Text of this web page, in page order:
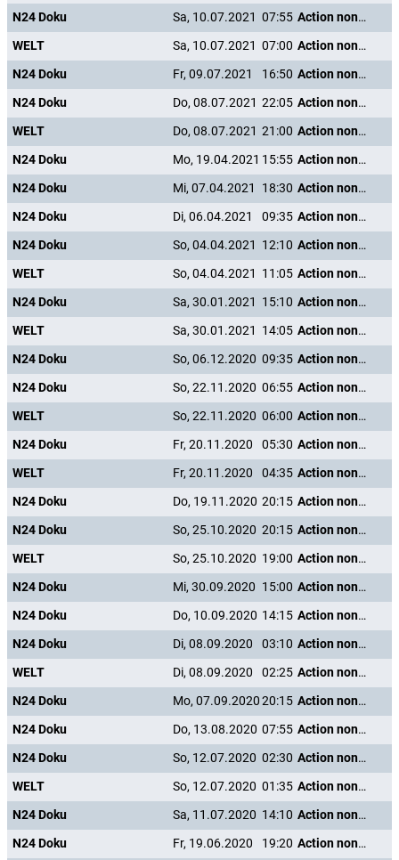
N24 Doku
Sa, 10.07.2021 07:55
Action nonstop - Freizeitspaß der Superlative
WELT
Sa, 10.07.2021 07:00
Action nonstop - Freizeitspaß der Superlative
N24 Doku
Fr, 09.07.2021 16:50
Action nonstop - Freizeitspaß der Superlative
N24 Doku
Do, 08.07.2021 22:05
Action nonstop - Freizeitspaß der Superlative
WELT
Do, 08.07.2021 21:00
Action nonstop - Freizeitspaß der Superlative
N24 Doku
Mo, 19.04.2021 15:55
Action nonstop - Freizeitspaß der Superlative
N24 Doku
Mi, 07.04.2021 18:30
Action nonstop - Freizeitspaß der Superlative
N24 Doku
Di, 06.04.2021 09:35
Action nonstop - Freizeitspaß der Superlative
N24 Doku
So, 04.04.2021 12:10
Action nonstop - Freizeitspaß der Superlative
WELT
So, 04.04.2021 11:05
Action nonstop - Freizeitspaß der Superlative
N24 Doku
Sa, 30.01.2021 15:10
Action nonstop - Freizeitspaß der Superlative
WELT
Sa, 30.01.2021 14:05
Action nonstop - Freizeitspaß der Superlative
N24 Doku
So, 06.12.2020 09:35
Action nonstop - Freizeitspaß der Superlative
N24 Doku
So, 22.11.2020 06:55
Action nonstop - Freizeitspaß der Superlative
WELT
So, 22.11.2020 06:00
Action nonstop - Freizeitspaß der Superlative
N24 Doku
Fr, 20.11.2020 05:30
Action nonstop - Freizeitspaß der Superlative
WELT
Fr, 20.11.2020 04:35
Action nonstop - Freizeitspaß der Superlative
N24 Doku
Do, 19.11.2020 20:15
Action nonstop - Freizeitspaß der Superlative
N24 Doku
So, 25.10.2020 20:15
Action nonstop - Freizeitspaß der Superlative
WELT
So, 25.10.2020 19:00
Action nonstop - Freizeitspaß der Superlative
N24 Doku
Mi, 30.09.2020 15:00
Action nonstop - Freizeitspaß der Superlative
N24 Doku
Do, 10.09.2020 14:15
Action nonstop - Freizeitspaß der Superlative
N24 Doku
Di, 08.09.2020 03:10
Action nonstop - Freizeitspaß der Superlative
WELT
Di, 08.09.2020 02:25
Action nonstop - Freizeitspaß der Superlative
N24 Doku
Mo, 07.09.202020:15
Action nonstop - Freizeitspaß der Superlative
N24 Doku
Do, 13.08.2020 07:55
Action nonstop - Freizeitspaß der Superlative
N24 Doku
So, 12.07.2020 02:30
Action nonstop - Freizeitspaß der Superlative
WELT
So, 12.07.2020 01:35
Action nonstop - Freizeitspaß der Superlative
N24 Doku
Sa, 11.07.2020 14:10
Action nonstop - Freizeitspaß der Superlative
N24 Doku
Fr, 19.06.2020 19:20 Action nonstop - Freizeitspaß der Superlative